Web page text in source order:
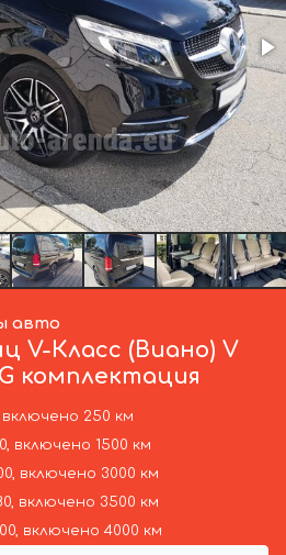
авто
V-Класс (Виано) V
комплектация
включено 250 км
включено 1500 км
включено 3000 км
включено 3500 км
включено 4000 км